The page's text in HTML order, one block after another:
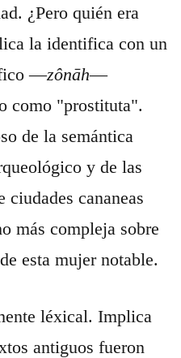
¿Pero quién era
la identifica con un
—zônāh—
como "prostituta".
de la semántica
y de las
ciudades cananeas
más compleja sobre
esta mujer notable.
léxical. Implica
antiguos fueron